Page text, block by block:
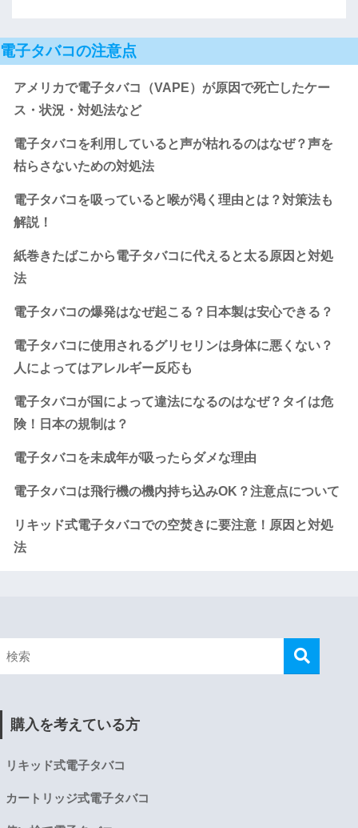
電子タバコの注意点
アメリカで電子タバコ（VAPE）が原因で死亡したケー
ス・状況・対処法など
電子タバコを利用していると声が枯れるのはなぜ？声を
枯らさないための対処法
電子タバコを吸っていると喉が渇く理由とは？対策法も
解説！
紙巻きたばこから電子タバコに代えると太る原因と対処
法
電子タバコの爆発はなぜ起こる？日本製は安心できる？
電子タバコに使用されるグリセリンは身体に悪くない？
人によってはアレルギー反応も
電子タバコが国によって違法になるのはなぜ？タイは危
険！日本の規制は？
電子タバコを未成年が吸ったらダメな理由
電子タバコは飛行機の機内持ち込みOK？注意点について
リキッド式電子タバコでの空焚きに要注意！原因と対処
法
購入を考えている方
リキッド式電子タバコ
カートリッジ式電子タバコ